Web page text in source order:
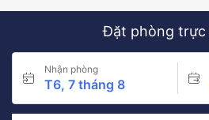
Đặt phòng trực
Nhận phòng
T6, 7 tháng 8